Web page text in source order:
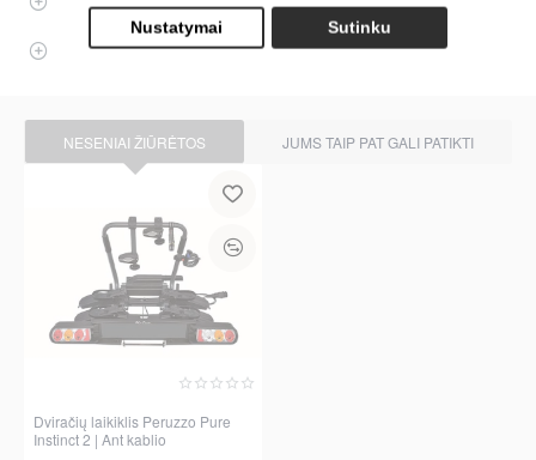
Nustatymai Sutinku
ATSILIEPIMAI
NESENIAI ŽIŪRĖTOS JUMS TAIP PAT GALI PATIKTI
Dviračių laikiklis Peruzzo Pure
Instinct 2 | Ant kablio